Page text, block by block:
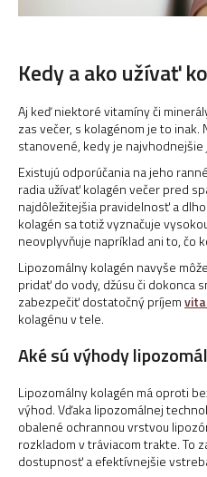
Kedy a ako užívať
Aj keď niektoré vitamíny či
zas večer, s kolagénom je to
stanovené, kedy je najvhodnejšie
Existujú odporúčania na jeho
radia užívať kolagén večer pred
najdôležitejšia pravidelnosť a
kolagén sa totiž vyznačuje
neovplyvňuje napríklad ani to, čo
Lipozomálny kolagén navyše
pridať do vody, džúsu či dokonca
zabezpečiť dostatočný príjem
kolagénu v tele.
Aké sú výhody
Lipozomálny kolagén má oproti
výhod. Vďaka lipozomálnej
obalené ochrannou vrstvou
rozkladom v tráviacom trakte. To
dostupnosť a efektívnejšie